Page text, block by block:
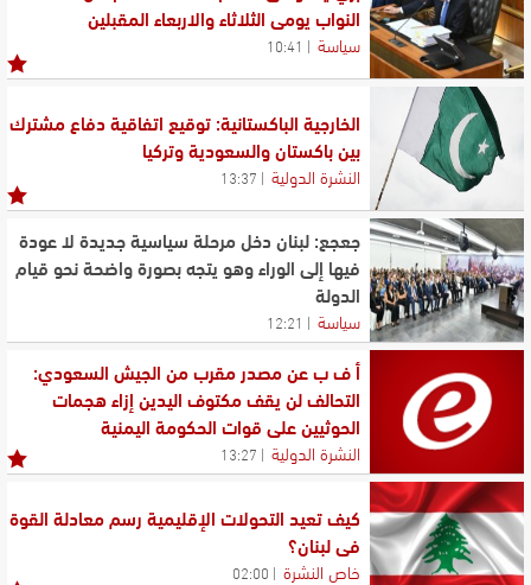
النواب يومي الثلاثاء والاربعاء المقبلين
سياسة 10:41
الخارجية الباكستانية: توقيع اتفاقية دفاع مشترك
بين باكستان والسعودية وتركيا
النشرة الدولية 13:37
جعجع: لبنان دخل مرحلة سياسية جديدة لا عودة
فيها إلى الوراء وهو يتجه بصورة واضحة نحو قيام
الدولة
سياسة 12:21
أ ف ب عن مصدر مقرب من الجيش السعودي:
التحالف لن يقف مكتوف اليدين إزاء هجمات
الحوثيين على قوات الحكومة اليمنية
النشرة الدولية 13:27
كيف تعيد التحولات الإقليمية رسم معادلة القوة
في لبنان؟
خاص النشرة 02:00